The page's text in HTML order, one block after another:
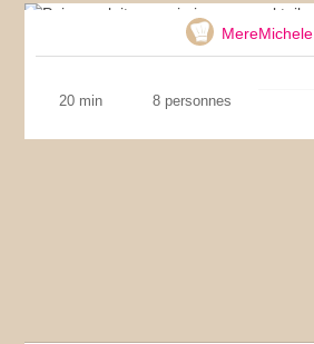
MereMichele
20 min 8 personnes